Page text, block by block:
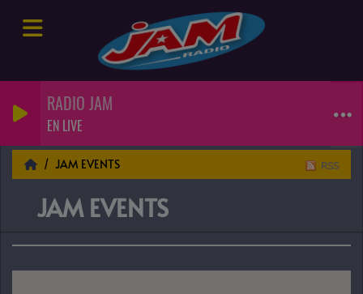
RADIO JAM
EN LIVE
JAM EVENTS
JAM EVENTS
RSS